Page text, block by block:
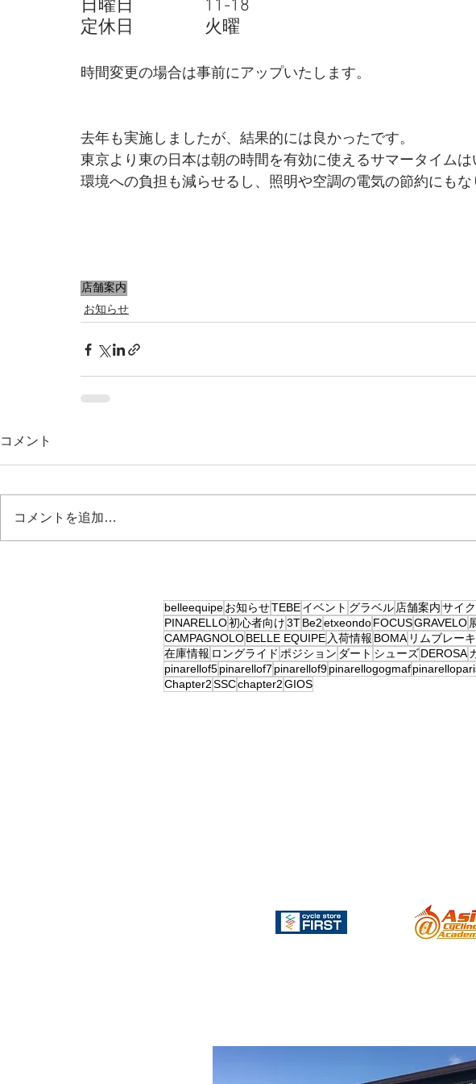
日曜日　　　　11-18
​定休日　　　　火曜
時間変更の場合は事前にアップいたします。
去年も実施しましたが、結果的には良かったです。
東京より東の日本は朝の時間を有効に使えるサマータイムは
環境への負担も減らせるし、照明や空調の電気の節約にもな
店舗案内
お知らせ
コメント
コメントを追加…
belleequipeお知らせTEBEイベント グラベル 店舗案内サイ
PINARELLO初心者向け3TBe2etxeondoFOCUSGRAVELO
CAMPAGNOLOBELLE EQUIPE 入荷情報 BOMA リムブレーキ
在庫情報 ロングライド ポジション ダート シューズDEROSA
pinarellof5pinarellof7 pinarellof9pinarellogogmaf
Chapter2SSCchapter2GIOS